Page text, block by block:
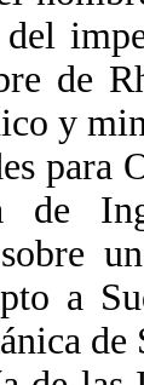
de
y
para
de
a